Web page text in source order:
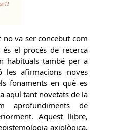
no va ser concebut com
el procés de recerca
habituals també per a
les afirmacions noves
fonaments en què es
aquí tant novetats de la
aprofundiments de
Aquest llibre,
axiològica,